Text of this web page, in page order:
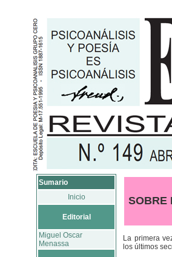
Sumario
Inicio
Editorial
Miguel Oscar
Menassa
SOBRE
La primera
los últimos